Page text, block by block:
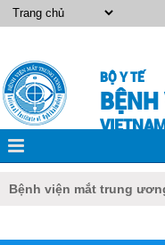
BỘ Y TẾ
Bệnh viện mắt trung